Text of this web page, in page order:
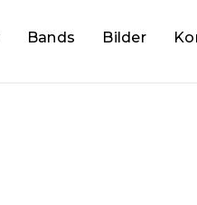
Bands Bilder